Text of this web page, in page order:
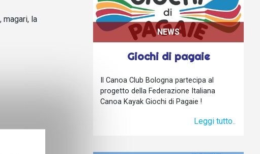
magari, la
Giochi di pagaie
NEWS
Il Canoa Club Bologna partecipa al
progetto della Federazione Italiana
Canoa Kayak Giochi di Pagaie !
Leggi tutto..